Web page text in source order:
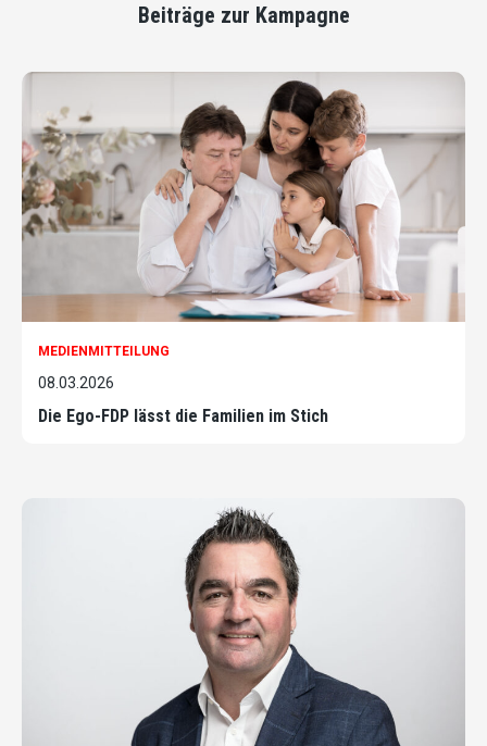
Beiträge zur Kampagne
MEDIENMITTEILUNG
08.03.2026
Die Ego-FDP lässt die Familien im Stich